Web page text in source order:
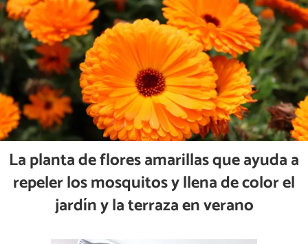
La planta de flores amarillas que ayuda a
repeler los mosquitos y llena de color el
jardín y la terraza en verano